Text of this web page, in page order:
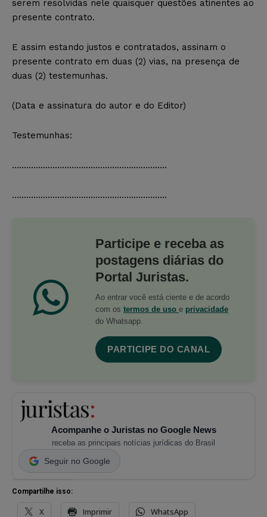
serem resolvidas nele quaisquer questões atinentes ao
presente contrato.
E assim estando justos e contratados, assinam o
presente contrato em duas (2) vias, na presença de
duas (2) testemunhas.
(Data e assinatura do autor e do Editor)
Testemunhas:
………………………………………………………..
………………………………………………………..
Participe e receba as
postagens diárias do
Portal Juristas.
Ao entrar você está ciente e de acordo
com os termos de uso e privacidade
do Whatsapp.
PARTICIPE DO CANAL
Acompanhe o Juristas no Google News
receba as principais notícias jurídicas do Brasil
Seguir no Google
Compartilhe isso:
X Imprimir WhatsApp